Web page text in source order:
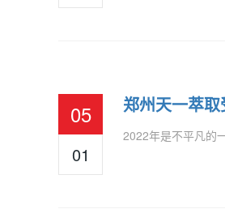
05
01
郑州天一萃
2022年是不平凡的